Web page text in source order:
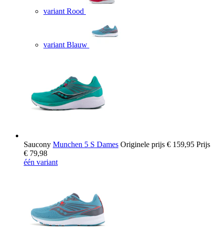
variant Rood
variant Blauw
Saucony Munchen 5 S Dames Originele prijs € 159,95 Prijs
€ 79,98
één variant